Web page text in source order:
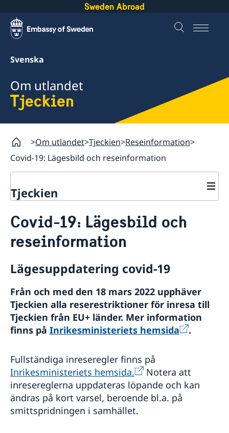
Sweden Abroad
Svenska
Om utlandet
Tjeckien
Om utlandet Tjeckien Reseinformation
Covid-19: Lägesbild och reseinformation
Tjeckien
Hjälp till svenskar i Tjeckien
Rösta i Tjeckien
Om du blir sjuk eller råkar ut för en olycka
Larmcentraler
Pass utomlands
Tidsbokning pass/id-kort och samordningsnummer
Anmälan om svenskt medborgarskap
Beställning av samordningsnummer i Prag
Checklista: ansökan pass/ID-kort barn (under 18 år)
Checklista: ansökan pass/ID-kort vuxen (över 18 år)
Provisoriskt pass
Nationellt id-kort
Hjälp kring medborgarskap
Gifta sig utomlands
Avgifter
Reseinformation
Aktuella händelser
Covid-19: Lägesbild och reseinformation
Inför resan
Se till att vara försäkrad
Läs på om ditt resmål
Svenska organisationer och föreningar
Behöver jag visum?
Om olyckan är framme
Tips till resenärer i Tjeckien
Arv i internationella situationer
Adresser och telefonnummer i Tjeckien
Service för svenska företag
Handel med utlandet
Svenska företag i utlandet
Covid-19: Lägesbild och
reseinformation
Lägesuppdatering covid-19
Från och med den 18 mars 2022 upphäver
Tjeckien alla reserestriktioner för inresa till
Tjeckien från EU+ länder. Mer information
finns på Inrikesministeriets hemsida .
Fullständiga inreseregler finns på
Inrikesministeriets hemsida.
Notera att
inresereglerna uppdateras löpande och kan
ändras på kort varsel, beroende bl.a. på
smittspridningen i samhället.